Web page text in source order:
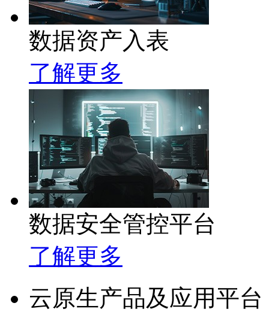
数据资产入表
了解更多
数据安全管控平台
了解更多
云原生产品及应用平台